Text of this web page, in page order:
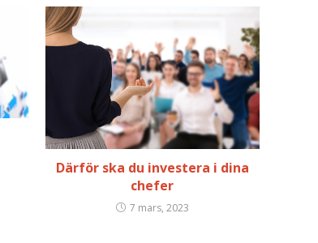
Därför ska du investera i dina
chefer
7 mars, 2023